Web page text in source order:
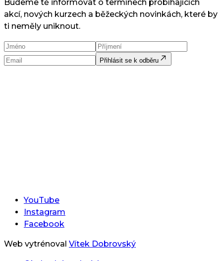
Budeme tě informovat o termínech probíhajících
akcí, nových kurzech a běžeckých novinkách, které by
ti neměly uniknout.
Přihlásit se k odběru
YouTube
Instagram
Facebook
Web vytrénoval Vítek Dobrovský